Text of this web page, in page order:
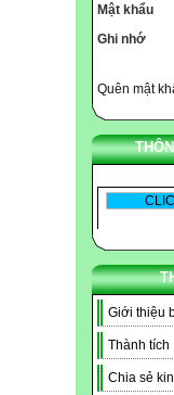
Mật khẩu
Ghi nhớ
Quên mật
Giới thiệu
Thành tích
Chia sẻ